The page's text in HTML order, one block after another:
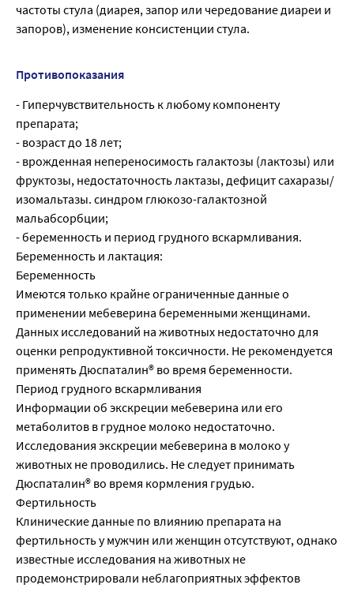
частоты стула (диарея, запор или чередование диареи и
запоров), изменение консистенции стула.
Противопоказания
- Гиперчувствительность к любому компоненту
препарата;
- возраст до 18 лет;
- врожденная непереносимость галактозы (лактозы) или
фруктозы, недостаточность лактазы, дефицит сахаразы/
изомальтазы. синдром глюкозо-галактозной
мальабсорбции;
- беременность и период грудного вскармливания.
Беременность и лактация:
Беременность
Имеются только крайне ограниченные данные о
применении мебеверина беременными женщинами.
Данных исследований на животных недостаточно для
оценки репродуктивной токсичности. Не рекомендуется
применять Дюспаталин® во время беременности.
Период грудного вскармливания
Информации об экскреции мебеверина или его
метаболитов в грудное молоко недостаточно.
Исследования экскреции мебеверина в молоко у
животных не проводились. Не следует принимать
Дюспаталин® во время кормления грудью.
Фертильность
Клинические данные по влиянию препарата на
фертильность у мужчин или женщин отсутствуют, однако
известные исследования на животных не
продемонстрировали неблагоприятных эффектов